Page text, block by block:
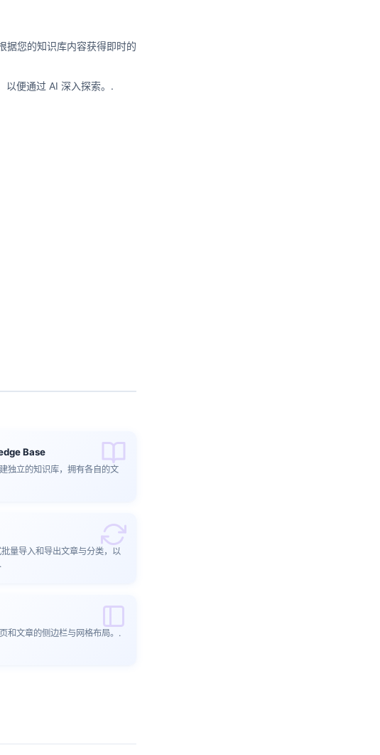
据您的知识库内容获得即时的
以便通过 AI 深入探索。.
Base
独立的知识库，拥有各自的文
量导入和导出文章与分类，以
和文章的侧边栏与网格布局。.